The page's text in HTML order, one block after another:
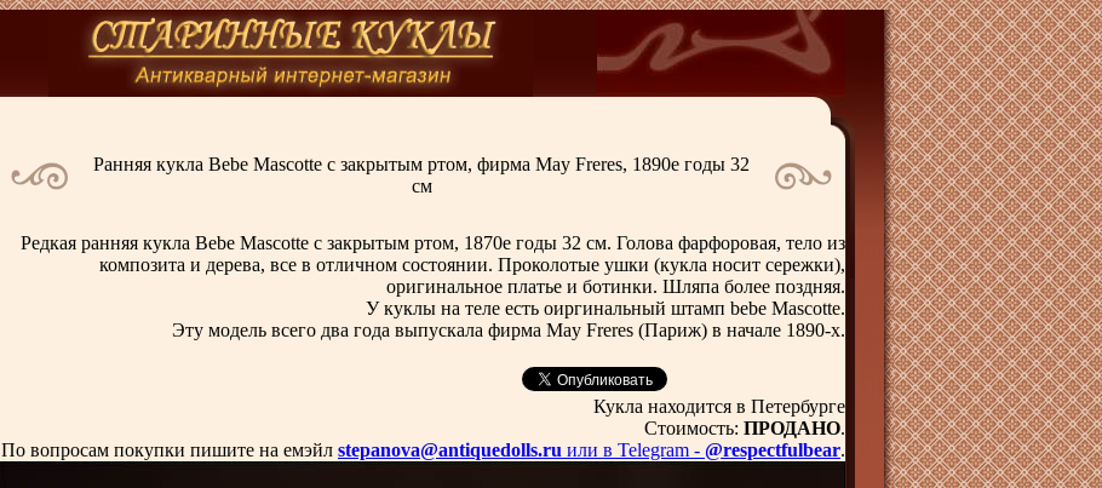
Ранняя кукла Bebe Mascotte с закрытым ртом, фирма May Freres, 1890е годы 32
см
Редкая ранняя кукла Bebe Mascotte с закрытым ртом, 1870е годы 32 см. Голова фарфоровая, тело из
композита и дерева, все в отличном состоянии. Проколотые ушки (кукла носит сережки),
оригинальное платье и ботинки. Шляпа более поздняя.
У куклы на теле есть оиргинальный штамп bebe Mascotte.
Эту модель всего два года выпускала фирма May Freres (Париж) в начале 1890-х.
Кукла находится в Петербурге
Стоимость: ПРОДАНО.
По вопросам покупки пишите на емэйл stepanova@antiquedolls.ru или в Telegram - @respectfulbear.